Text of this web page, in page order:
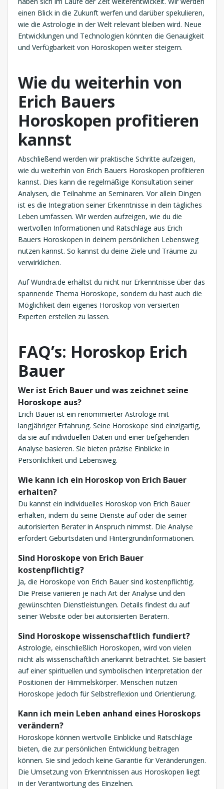
einen Blick in die Zukunft werfen und darüber spekulieren,
wie die Astrologie in der Welt relevant bleiben wird. Neue
Entwicklungen und Technologien könnten die Genauigkeit
und Verfügbarkeit von Horoskopen weiter steigern.
Wie du weiterhin von
Erich Bauers
Horoskopen profitieren
kannst
Abschließend werden wir praktische Schritte aufzeigen,
wie du weiterhin von Erich Bauers Horoskopen profitieren
kannst. Dies kann die regelmäßige Konsultation seiner
Analysen, die Teilnahme an Seminaren. Vor allein Dingen
ist es die Integration seiner Erkenntnisse in dein tägliches
Leben umfassen. Wir werden aufzeigen, wie du die
wertvollen Informationen und Ratschläge aus Erich
Bauers Horoskopen in deinem persönlichen Lebensweg
nutzen kannst. So kannst du deine Ziele und Träume zu
verwirklichen.
Auf Wundra.de erhältst du nicht nur Erkenntnisse über das
spannende Thema Horoskope, sondern du hast auch die
Möglichkeit dein eigenes Horoskop von versierten
Experten erstellen zu lassen.
FAQ’s: Horoskop Erich
Bauer
Wer ist Erich Bauer und was zeichnet seine
Horoskope aus?
Erich Bauer ist ein renommierter Astrologe mit
langjähriger Erfahrung. Seine Horoskope sind einzigartig,
da sie auf individuellen Daten und einer tiefgehenden
Analyse basieren. Sie bieten präzise Einblicke in
Persönlichkeit und Lebensweg.
Wie kann ich ein Horoskop von Erich Bauer
erhalten?
Du kannst ein individuelles Horoskop von Erich Bauer
erhalten, indem du seine Dienste auf oder die seiner
autorisierten Berater in Anspruch nimmst. Die Analyse
erfordert Geburtsdaten und Hintergrundinformationen.
Sind Horoskope von Erich Bauer
kostenpflichtig?
Ja, die Horoskope von Erich Bauer sind kostenpflichtig.
Die Preise variieren je nach Art der Analyse und den
gewünschten Dienstleistungen. Details findest du auf
seiner Website oder bei autorisierten Beratern.
Sind Horoskope wissenschaftlich fundiert?
Astrologie, einschließlich Horoskopen, wird von vielen
nicht als wissenschaftlich anerkannt betrachtet. Sie basiert
auf einer spirituellen und symbolischen Interpretation der
Positionen der Himmelskörper. Menschen nutzen
Horoskope jedoch für Selbstreflexion und Orientierung.
Kann ich mein Leben anhand eines Horoskops
verändern?
Horoskope können wertvolle Einblicke und Ratschläge
bieten, die zur persönlichen Entwicklung beitragen
können. Sie sind jedoch keine Garantie für Veränderungen.
Die Umsetzung von Erkenntnissen aus Horoskopen liegt
in der Verantwortung des Einzelnen.